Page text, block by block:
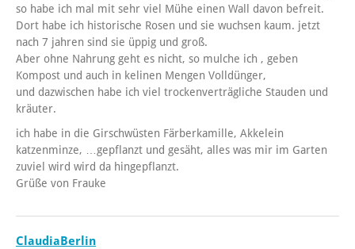
so habe ich mal mit sehr viel Mühe einen Wall davon befreit.
Dort habe ich historische Rosen und sie wuchsen kaum. jetzt
nach 7 jahren sind sie üppig und groß.
Aber ohne Nahrung geht es nicht, so mulche ich , geben
Kompost und auch in kelinen Mengen Volldünger,
und dazwischen habe ich viel trockenverträgliche Stauden und
kräuter.
ich habe in die Girschwüsten Färberkamille, Akkelein
katzenminze, …gepflanzt und gesäht, alles was mir im Garten
zuviel wird wird da hingepflanzt.
Grüße von Frauke
ClaudiaBerlin